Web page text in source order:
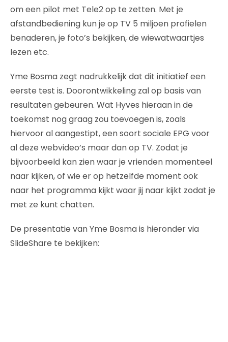
om een pilot met Tele2 op te zetten. Met je
afstandbediening kun je op TV 5 miljoen profielen
benaderen, je foto’s bekijken, de wiewatwaartjes
lezen etc.
Yme Bosma zegt nadrukkelijk dat dit initiatief een
eerste test is. Doorontwikkeling zal op basis van
resultaten gebeuren. Wat Hyves hieraan in de
toekomst nog graag zou toevoegen is, zoals
hiervoor al aangestipt, een soort sociale EPG voor
al deze webvideo’s maar dan op TV. Zodat je
bijvoorbeeld kan zien waar je vrienden momenteel
naar kijken, of wie er op hetzelfde moment ook
naar het programma kijkt waar jij naar kijkt zodat je
met ze kunt chatten.
De presentatie van Yme Bosma is hieronder via
SlideShare te bekijken: